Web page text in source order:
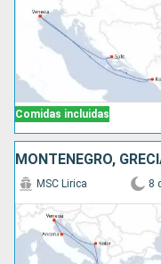
Comidas incluidas
MONTENEGRO,
MSC Lirica 8 d